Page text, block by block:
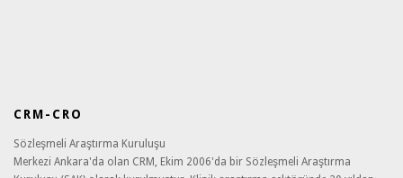
CRM-CRO
Sözleşmeli Araştırma Kuruluşu
Merkezi Ankara'da olan CRM, Ekim 2006'da bir Sözleşmeli Araştırma